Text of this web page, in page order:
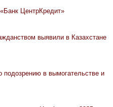
ЦентрКредит»
выявили в Казахстане
подозрению в вымогательстве и